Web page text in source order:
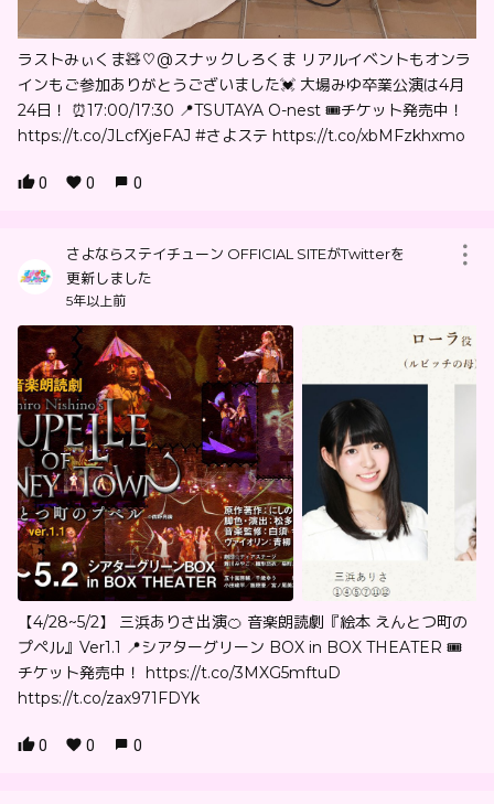
ラストみぃくま🧸♡@スナックしろくま リアルイベントもオンラ
インもご参加ありがとうございました💓 大場みゆ卒業公演は4月
24日！ ⏰17:00/17:30 📍TSUTAYA O-nest 🎟チケット発売中！
https://t.co/JLcfXjeFAJ #さよステ https://t.co/xbMFzkhxmo
0 0 0
さよならステイチューン OFFICIAL SITEがTwitterを
更新しました
5年以上前
【4/28~5/2】 三浜ありさ出演🍊 音楽朗読劇『絵本 えんとつ町の
プペル』Ver1.1 📍シアターグリーン BOX in BOX THEATER 🎟
チケット発売中！ https://t.co/3MXG5mftuD
https://t.co/zax971FDYk
0 0 0